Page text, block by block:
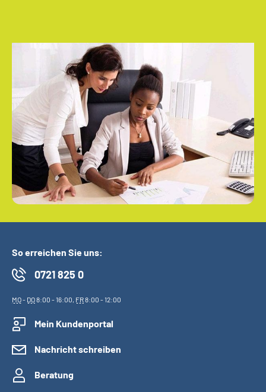
So erreichen Sie uns:
0721 825 0
MO- DO8:00 - 16:00, FR8:00 - 12:00
Mein Kundenportal
Nachricht schreiben
Beratung